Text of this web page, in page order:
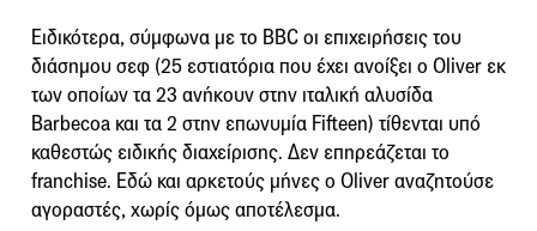
Ειδικότερα, σύμφωνα με το BBC οι επιχειρήσεις του
διάσημου σεφ (25 εστιατόρια που έχει ανοίξει ο Οliver εκ
των οποίων τα 23 ανήκουν στην ιταλική αλυσίδα
Barbecoa και τα 2 στην επωνυμία Fifteen) τίθενται υπό
καθεστώς ειδικής διαχείρισης. Δεν επηρεάζεται το
franchise. Εδώ και αρκετούς μήνες ο Oliver αναζητούσε
αγοραστές, χωρίς όμως αποτέλεσμα.